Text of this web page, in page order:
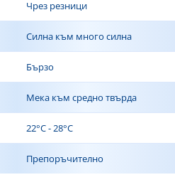
Чрез резници
Силна към много силна
Бързо
Мека към средно твърда
22°C - 28°C
Препоръчително